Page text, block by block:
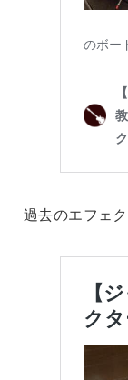
過去のエフェ